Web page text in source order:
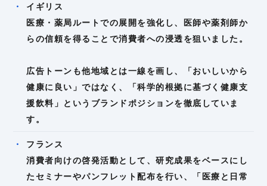
イギリス
医療・薬局ルートでの展開を強化し、医師や薬剤師か
らの信頼を得ることで消費者への浸透を狙いました。
広告トーンも他地域とは一線を画し、「おいしいから
健康に良い」ではなく、「科学的根拠に基づく健康支
援飲料」というブランドポジションを徹底していま
す。
フランス
消費者向けの啓発活動として、研究成果をベースにし
たセミナーやパンフレット配布を行い、「医療と日常